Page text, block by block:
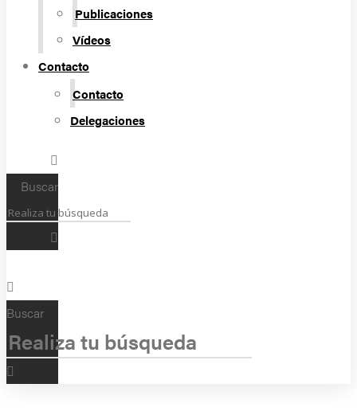
Publicaciones
Vídeos
Contacto
Contacto
Delegaciones
Buscar
Buscar